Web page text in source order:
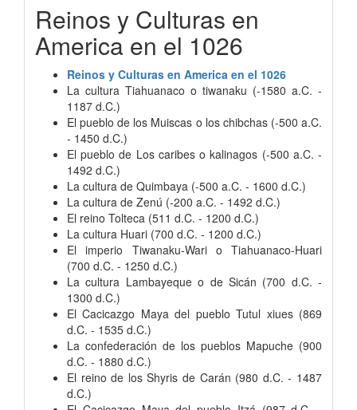
Reinos y Culturas en
America en el 1026
Reinos y Culturas en America en el 1026
La cultura Tiahuanaco o tiwanaku (-1580 a.C. -
1187 d.C.)
El pueblo de los Muiscas o los chibchas (-500 a.C.
- 1450 d.C.)
El pueblo de Los caribes o kalinagos (-500 a.C. -
1492 d.C.)
La cultura de Quimbaya (-500 a.C. - 1600 d.C.)
La cultura de Zenú (-200 a.C. - 1492 d.C.)
El reino Tolteca (511 d.C. - 1200 d.C.)
La cultura Huari (700 d.C. - 1200 d.C.)
El imperio Tiwanaku-Wari o Tiahuanaco-Huari
(700 d.C. - 1250 d.C.)
La cultura Lambayeque o de Sicán (700 d.C. -
1300 d.C.)
El Cacicazgo Maya del pueblo Tutul xiues (869
d.C. - 1535 d.C.)
La confederación de los pueblos Mapuche (900
d.C. - 1880 d.C.)
El reino de los Shyris de Carán (980 d.C. - 1487
d.C.)